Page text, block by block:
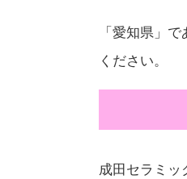
「愛知県」
ください。
成田セラミッ